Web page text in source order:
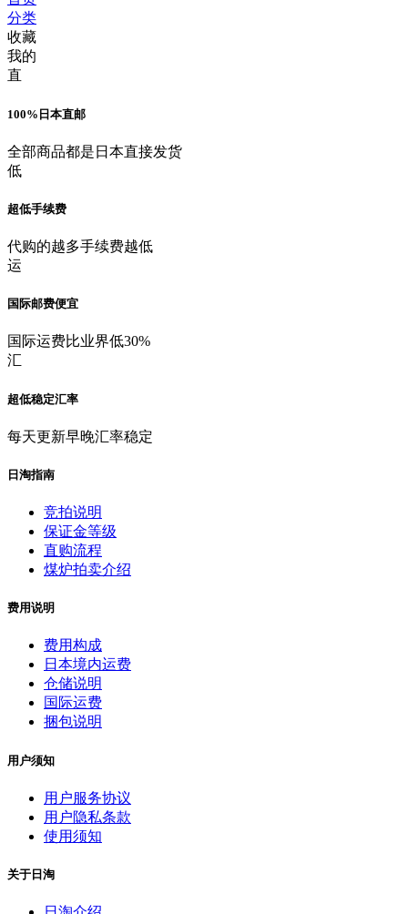
分类
收藏
我的
直
100%日本直邮
全部商品都是日本直接发货
低
超低手续费
代购的越多手续费越低
运
国际邮费便宜
国际运费比业界低30%
汇
超低稳定汇率
每天更新早晚汇率稳定
日淘指南
竞拍说明
保证金等级
直购流程
煤炉拍卖介绍
费用说明
费用构成
日本境内运费
仓储说明
国际运费
捆包说明
用户须知
用户服务协议
用户隐私条款
使用须知
关于日淘